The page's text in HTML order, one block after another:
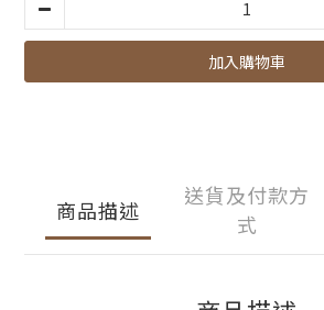
加入購物車
商品描述
送貨及付款方
式